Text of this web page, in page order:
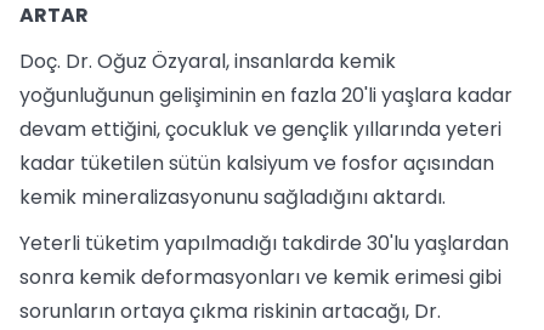
ARTAR
Doç. Dr. Oğuz Özyaral, insanlarda kemik
yoğunluğunun gelişiminin en fazla 20'li yaşlara kadar
devam ettiğini, çocukluk ve gençlik yıllarında yeteri
kadar tüketilen sütün kalsiyum ve fosfor açısından
kemik mineralizasyonunu sağladığını aktardı.
Yeterli tüketim yapılmadığı takdirde 30'lu yaşlardan
sonra kemik deformasyonları ve kemik erimesi gibi
sorunların ortaya çıkma riskinin artacağı, Dr.